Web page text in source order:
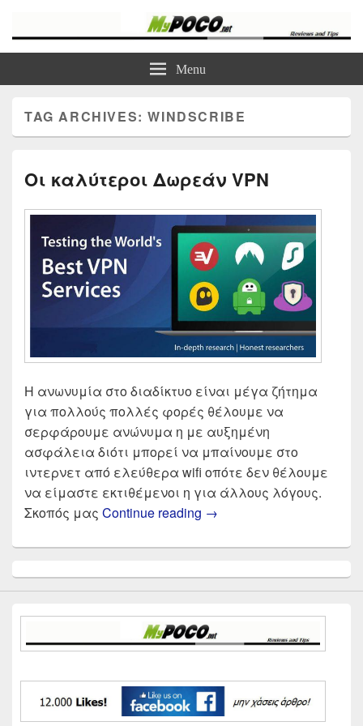
Τα καλύτερα Reviews , Συγκρίσεις , VPN , Webhosting
Menu
TAG ARCHIVES:WINDSCRIBE
Οι καλύτεροι Δωρεάν VPN
Η ανωνυμία στο διαδίκτυο είναι μέγα ζήτημα
για πολλούς πολλές φορές θέλουμε να
σερφάρουμε ανώνυμα η με αυξημένη
ασφάλεια διότι μπορεί να μπαίνουμε στο
ιντερνετ από ελεύθερα wifi οπότε δεν θέλουμε
να είμαστε εκτιθέμενοι η για άλλους λόγους.
Σκοπός μας Continue reading Οι καλύτεροι Δωρεάν
→
Sidebar
Widget